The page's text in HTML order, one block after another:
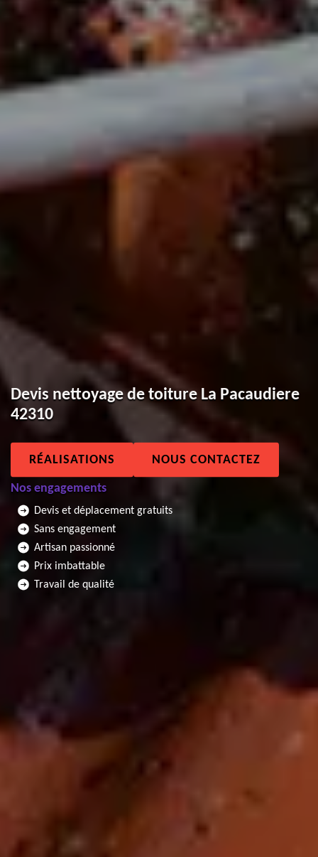
Devis nettoyage de toiture La Pacaudiere
42310
RÉALISATIONS NOUS CONTACTEZ
Nos engagements
Devis et déplacement gratuits
Sans engagement
Artisan passionné
Prix imbattable
Travail de qualité